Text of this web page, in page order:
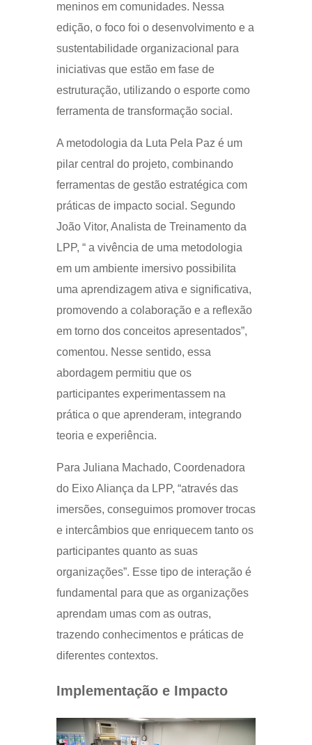
meninos em comunidades. Nessa
edição, o foco foi o desenvolvimento e a
sustentabilidade organizacional para
iniciativas que estão em fase de
estruturação, utilizando o esporte como
ferramenta de transformação social.
A metodologia da Luta Pela Paz é um
pilar central do projeto, combinando
ferramentas de gestão estratégica com
práticas de impacto social. Segundo
João Vitor, Analista de Treinamento da
LPP, “ a vivência de uma metodologia
em um ambiente imersivo possibilita
uma aprendizagem ativa e significativa,
promovendo a colaboração e a reflexão
em torno dos conceitos apresentados”,
comentou. Nesse sentido, essa
abordagem permitiu que os
participantes experimentassem na
prática o que aprenderam, integrando
teoria e experiência.
Para Juliana Machado, Coordenadora
do Eixo Aliança da LPP, “através das
imersões, conseguimos promover trocas
e intercâmbios que enriquecem tanto os
participantes quanto as suas
organizações”. Esse tipo de interação é
fundamental para que as organizações
aprendam umas com as outras,
trazendo conhecimentos e práticas de
diferentes contextos.
Implementação e Impacto